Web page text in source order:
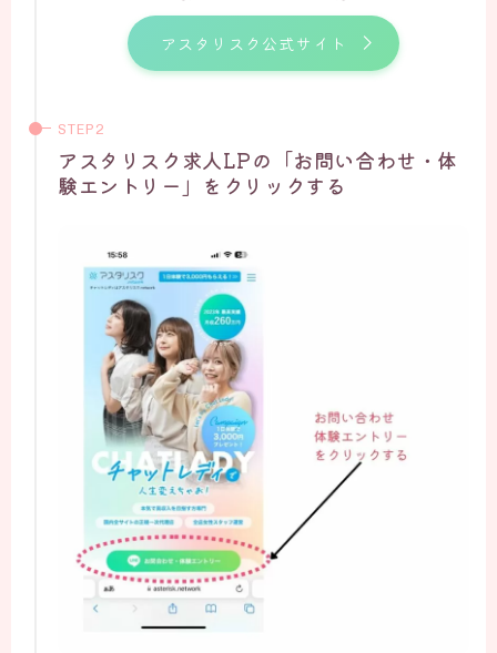
アスタリスク公式サイト
アスタリスク求人LPの「お問い合わせ・体
験エントリー」をクリックする